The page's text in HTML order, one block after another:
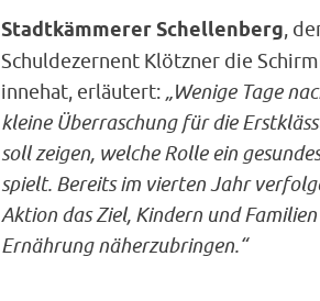
Stadtkämmerer Schellenberg,
Schuldezernent Klötzner die
innehat, erläutert: „Wenige Tage
kleine Überraschung für die
soll zeigen, welche Rolle ein
spielt. Bereits im vierten Jahr
Aktion das Ziel, Kindern und
Ernährung näherzubringen.“